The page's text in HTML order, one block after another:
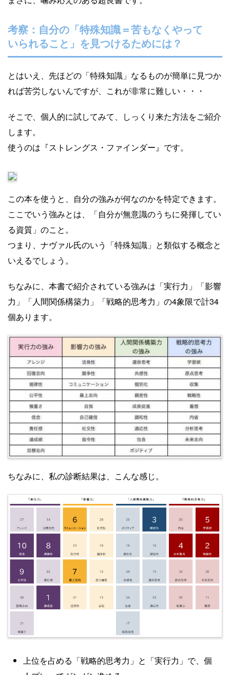
考察：自分の「特殊知識＝苦もなくやって
いられること」を見つけるためには？
とはいえ、先ほどの「特殊知識」なるものが簡単に見つか
れば苦労しないんですが、これが非常に難しい・・・
そこで、個人的に試してみて、しっくり来た方法をご紹介
します。
使うのは『ストレングス・ファインダー』です。
この本を使うと、自分の強みが何なのかを特定できます。
ここでいう強みとは、「自分が無意識のうちに発揮してい
る資質」のこと。
つまり、ナヴァル氏のいう「特殊知識」と類似する概念と
いえるでしょう。
ちなみに、本書で紹介されている強みは「実行力」「影響
力」「人間関係構築力」「戦略的思考力」の4象限で計34
個あります。
ちなみに、私の診断結果は、こんな感じ。
上位を占める「戦略的思考力」と「実行力」で、個